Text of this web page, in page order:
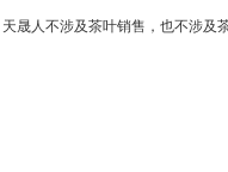
晟人不涉及茶叶销售，也不涉及